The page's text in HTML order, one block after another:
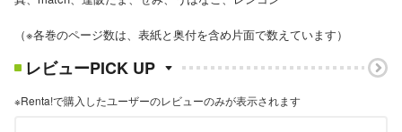
（※各巻のページ数は、表紙と奥付を含め片面で数えています）
レビューPICK UP
※Renta!で購入したユーザーのレビューのみが表示されます